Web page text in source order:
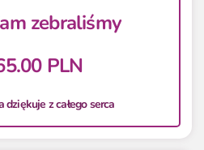
zebraliśmy
PLN
dziękuje z całego serca